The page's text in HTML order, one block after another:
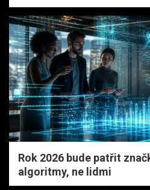
Rok 2026 bude patřit
algoritmy, ne lidmi